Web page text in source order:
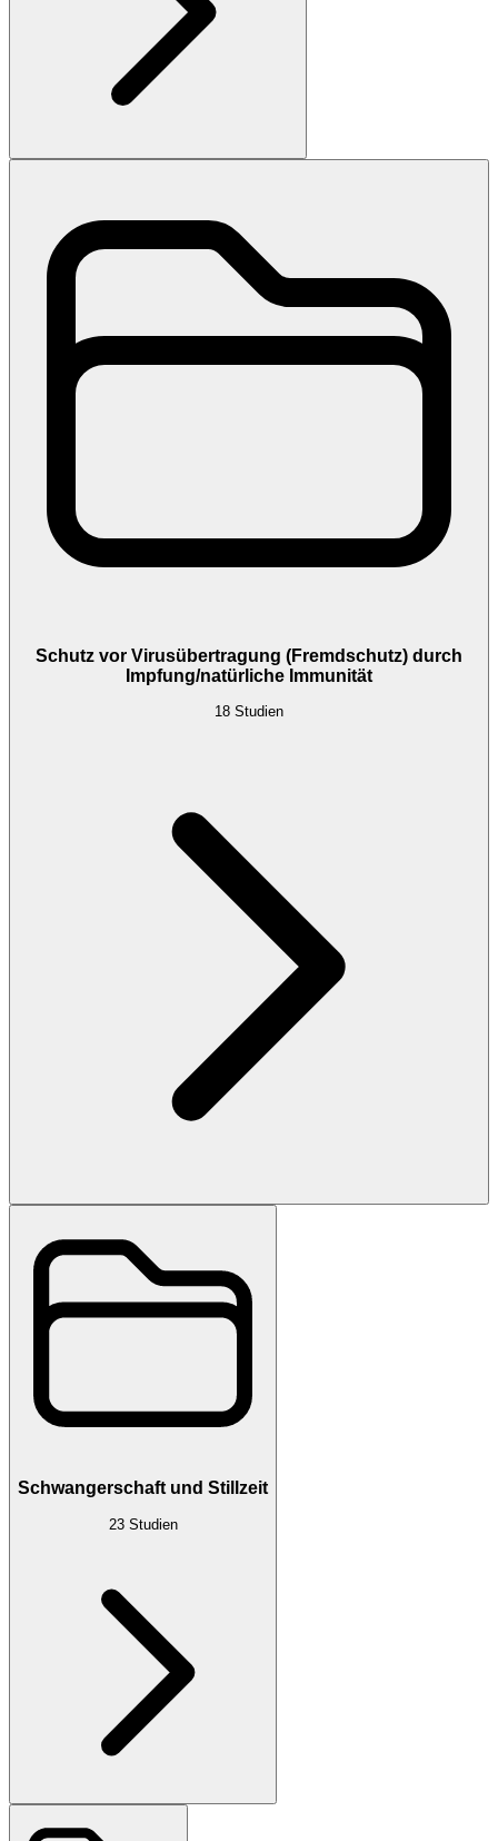
Schutz vor Virusübertragung (Fremdschutz) durch
Impfung/natürliche Immunität
18 Studien
Schwangerschaft und Stillzeit
23 Studien